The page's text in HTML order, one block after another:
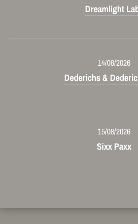
Dreamlight
14/08/2026
Dederichs &
15/08/2026
Sixx Paxx